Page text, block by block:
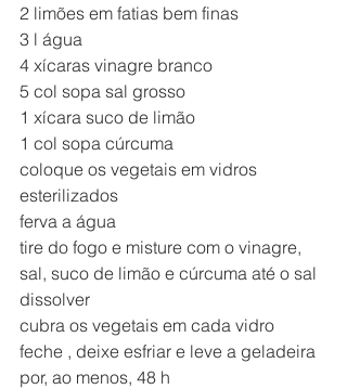
2 limões em fatias bem finas
3 l água
4 xícaras vinagre branco
5 col sopa sal grosso
1 xícara suco de limão
1 col sopa cúrcuma
coloque os vegetais em vidros
esterilizados
ferva a água
tire do fogo e misture com o vinagre,
sal, suco de limão e cúrcuma até o sal
dissolver
cubra os vegetais em cada vidro
feche , deixe esfriar e leve a geladeira
por, ao menos, 48 h